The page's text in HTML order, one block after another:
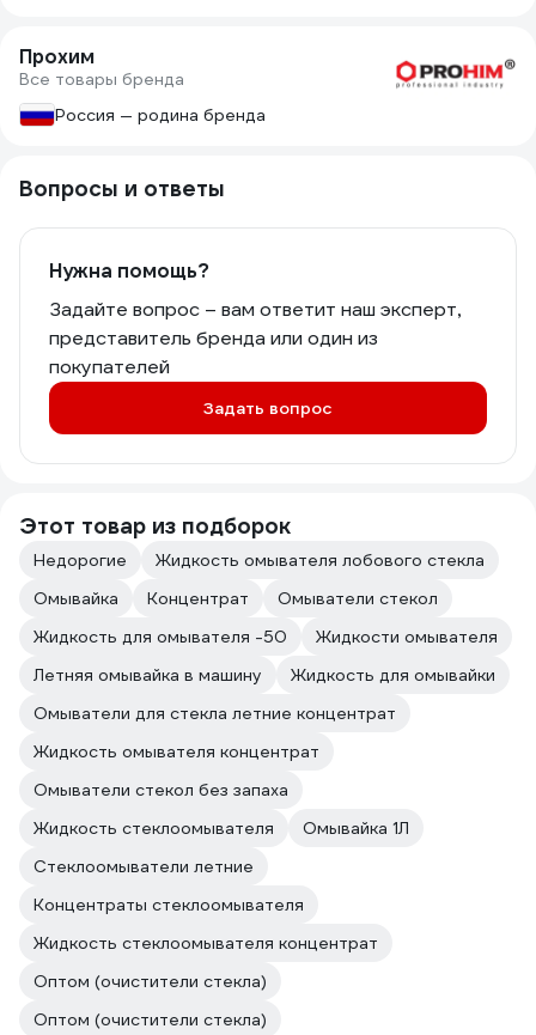
Прохим
Все товары бренда
Россия — родина бренда
Вопросы и ответы
Нужна помощь?
Задайте вопрос – вам ответит наш эксперт,
представитель бренда или один из
покупателей
Задать вопрос
Этот товар из подборок
Недорогие
Жидкость омывателя лобового стекла
Омывайка
Концентрат
Омыватели стекол
Жидкость для омывателя -50
Жидкости омывателя
Летняя омывайка в машину
Жидкость для омывайки
Омыватели для стекла летние концентрат
Жидкость омывателя концентрат
Омыватели стекол без запаха
Жидкость стеклоомывателя
Омывайка 1Л
Стеклоомыватели летние
Концентраты стеклоомывателя
Жидкость стеклоомывателя концентрат
Оптом (очистители стекла)
Оптом (очистители стекла)